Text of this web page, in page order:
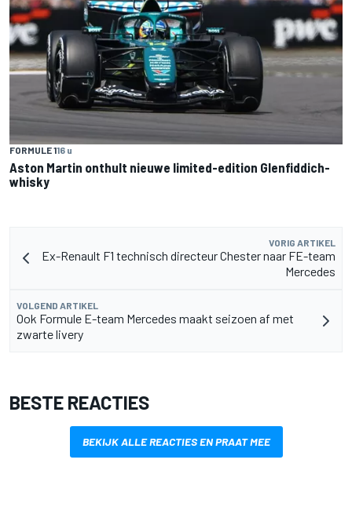
FORMULE 116 u
Aston Martin onthult nieuwe limited-edition Glenfiddich-
whisky
VORIG ARTIKEL
Ex-Renault F1 technisch directeur Chester naar FE-team
Mercedes
VOLGEND ARTIKEL
Ook Formule E-team Mercedes maakt seizoen af met
zwarte livery
BESTE REACTIES
BEKIJK ALLE REACTIES EN PRAAT MEE